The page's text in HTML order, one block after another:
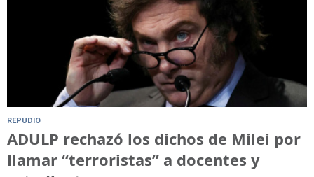
REPUDIO
ADULP rechazó los dichos de Milei por
llamar “terroristas” a docentes y